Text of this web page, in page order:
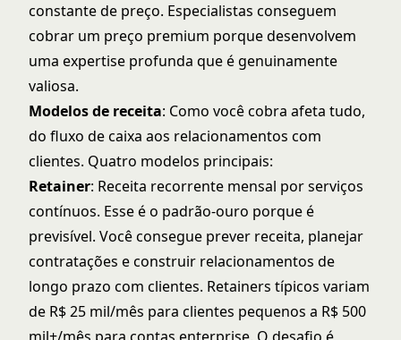
constante de preço. Especialistas conseguem
cobrar um preço premium porque desenvolvem
uma expertise profunda que é genuinamente
valiosa.
Modelos de receita: Como você cobra afeta tudo,
do fluxo de caixa aos relacionamentos com
clientes. Quatro modelos principais:
Retainer: Receita recorrente mensal por serviços
contínuos. Esse é o padrão-ouro porque é
previsível. Você consegue prever receita, planejar
contratações e construir relacionamentos de
longo prazo com clientes. Retainers típicos variam
de R$ 25 mil/mês para clientes pequenos a R$ 500